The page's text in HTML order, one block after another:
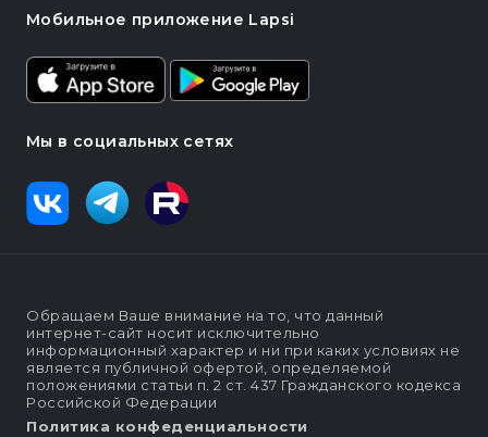
Мобильное приложение Lapsi
Мы в социальных сетях
Обращаем Ваше внимание на то, что данный
интернет-сайт носит исключительно
информационный характер и ни при каких условиях не
является публичной офертой, определяемой
положениями статьи п. 2 ст. 437 Гражданского кодекса
Российской Федерации
Политика конфеденциальности